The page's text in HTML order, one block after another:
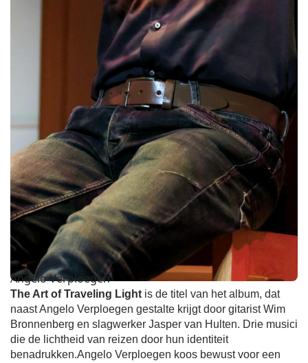
Angelo Verploegen
The Art of Traveling Light is de titel van het album, dat
naast Angelo Verploegen gestalte krijgt door gitarist Wim
Bronnenberg en slagwerker Jasper van Hulten. Drie musici
die de lichtheid van reizen door hun identiteit
benadrukken.Angelo Verploegen koos bewust voor een